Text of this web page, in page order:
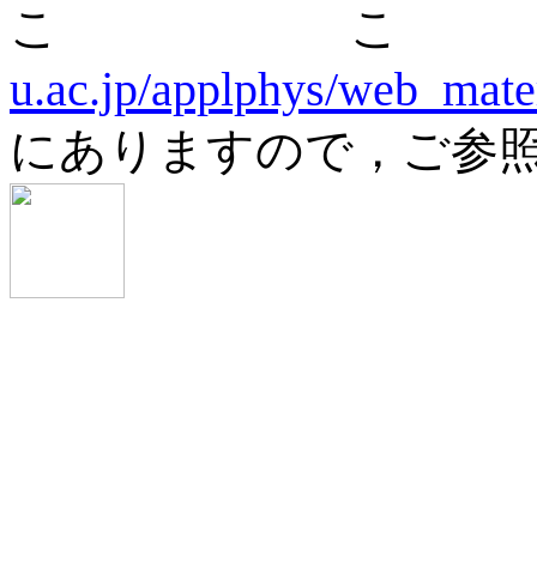
こ
u.ac.jp/applphys/
にありますので，ご参